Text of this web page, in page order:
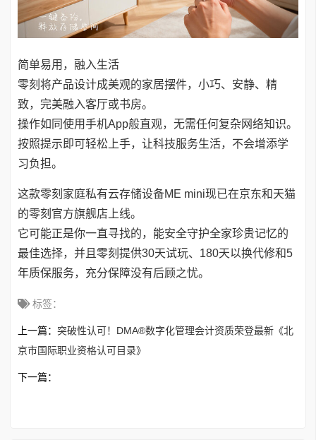
简单易用，融入生活
零刻将产品设计成美观的家居摆件，小巧、安静、精
致，完美融入客厅或书房。
操作如同使用手机App般直观，无需任何复杂网络知识。
按照提示即可轻松上手，让科技服务生活，不会增添学
习负担。
这款零刻家庭私有云存储设备ME mini现已在京东和天猫
的零刻官方旗舰店上线。
它可能正是你一直寻找的，能安全守护全家珍贵记忆的
最佳选择，并且零刻提供30天试玩、180天以换代修和5
年质保服务，充分保障没有后顾之忧。
标签：
上一篇： 突破性认可！DMA®数字化管理会计资质荣登最新《北
京市国际职业资格认可目录》
下一篇：